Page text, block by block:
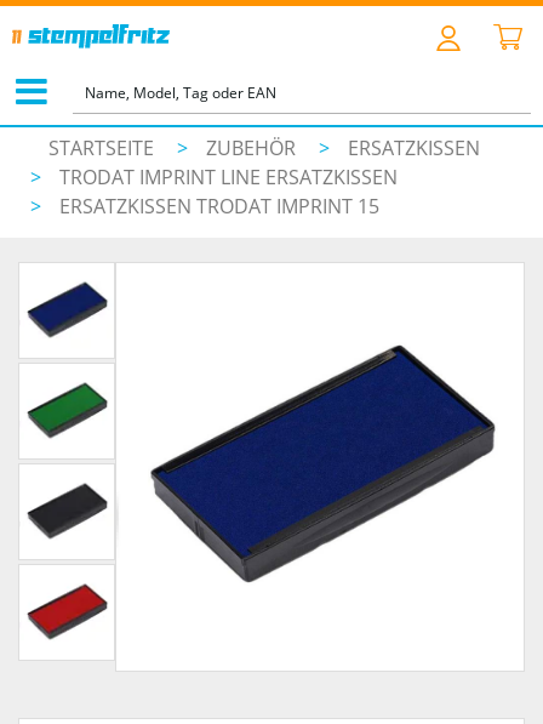
STARTSEITE > ZUBEHÖR >
ERSATZKISSEN
>
TRODAT IMPRINT LINE ERSATZKISSEN
>
ERSATZKISSEN TRODAT IMPRINT 15